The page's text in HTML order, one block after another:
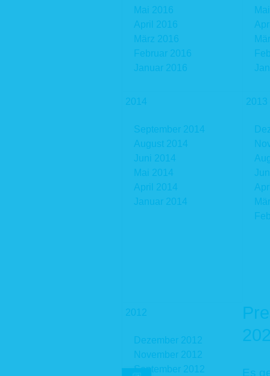
Mai 2016
April 2016
März 2016
Februar 2016
Januar 2016
2014
September 2014
August 2014
Juni 2014
Mai 2014
April 2014
Januar 2014
2013
2012
Dezember 2012
November 2012
September 2012
Es
durch
einen
ggf. zu
Eine